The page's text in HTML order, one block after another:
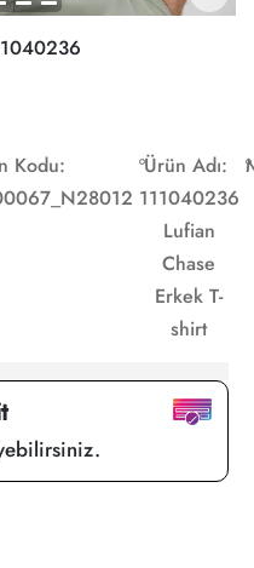
Kodu:
Ürün Adı:
111040236
Lufian
Chase
Erkek T-
shirt